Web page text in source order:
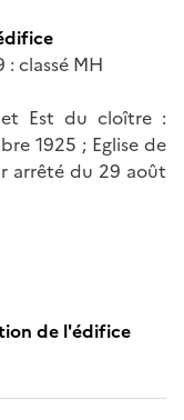
classé MH
Est du cloître :
1925 ; Eglise de
arrêté du 29 août
de l'édifice